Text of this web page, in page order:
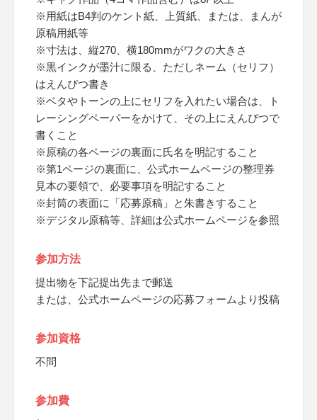
※用紙はB4判のケント紙、上質紙、または、まんが
原稿用紙等
※寸法は、縦270、横180mmがワクの大きさ
※黒インクが墨汁に限る、ただしネーム（セリフ）
はえんぴつ書き
※ベタやトーンの上にセリフを入れたい場合は、ト
レーシングペーパーをかけて、その上にえんぴつで
書くこと
※原稿の各ページの裏面に氏名を明記すること
※第1ページの裏面に、公式ホームページの整理券
見本の要領で、必要事項を明記すること
※封筒の表面に「応募原稿」と朱書きすること
※デジタル原稿等、詳細は公式ホームページを参照
参加方法
提出物を下記提出先まで郵送
または、公式ホームページの応募フォームより投稿
参加資格
不問
参加費